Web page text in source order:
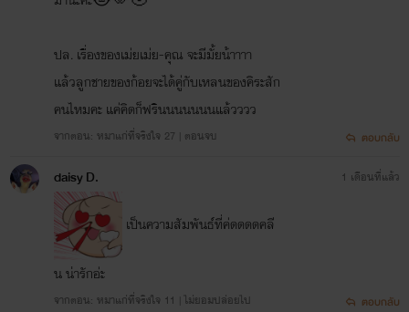
ปล. เรื่องของเม่ยเม่ย-คุณ จะมีมั้ยน้าาาา
แล้วลูกชายของก้อยจะได้คู่กับเหลนของคิระสัก
คนไหมคะ แค่คิดก็ฟรินนนนนนนแล้วววว
จากตอน: หมาแก่ที่จริงใจ 27 | ตอนจบ ตอบกลับ
daisy D.
เป็นความสัมพันธ์ที่ค่ดดดดคลี
น น่ารักอ่ะ
จากตอน: หมาแก่ที่จริงใจ 11 | ไม่ยอมปล่อยไป
1 เดือนที่แล้ว
ตอบกลับ